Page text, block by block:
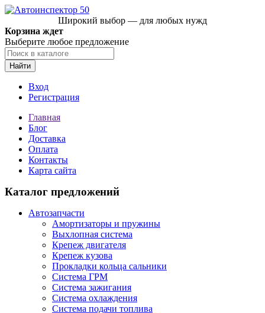
Широкий выбор — для любых нужд
Корзина ждет
Выберите любое предложение
Найти
Вход
Регистрация
Главная
Блог
Доставка
Оплата
Контакты
Карта сайта
Каталог предложений
Автозапчасти
Амортизаторы и пружины
Выхлопная система
Крепеж двигателя
Крепеж кузова
Прокладки кольца сальники
Система ГРМ
Система зажигания
Система охлаждения
Система подачи топлива